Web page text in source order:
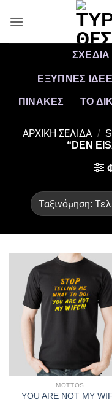
στο
ΕΞΥΠΝΕΣ
ΠΙΝΑΚΕΣ ΤΟ
ΑΡΧΙΚΉ ΣΕΛΊΔΑ /
“DEN
MOTTOS
YOU ARE NOT MY